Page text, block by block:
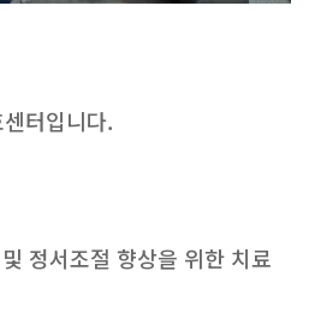
터입니다.
정서조절 향상을 위한 치료